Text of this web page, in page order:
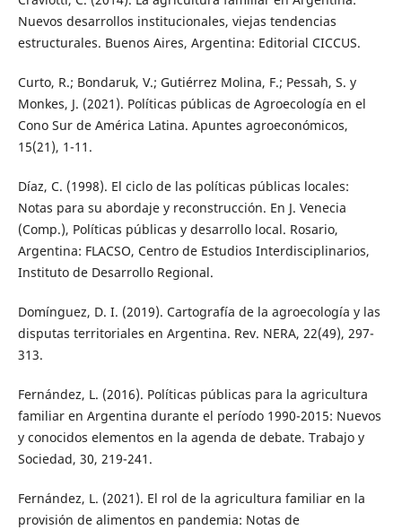
Nuevos desarrollos institucionales, viejas tendencias
estructurales. Buenos Aires, Argentina: Editorial CICCUS.
Curto, R.; Bondaruk, V.; Gutiérrez Molina, F.; Pessah, S. y
Monkes, J. (2021). Políticas públicas de Agroecología en el
Cono Sur de América Latina. Apuntes agroeconómicos,
15(21), 1-11.
Díaz, C. (1998). El ciclo de las políticas públicas locales:
Notas para su abordaje y reconstrucción. En J. Venecia
(Comp.), Políticas públicas y desarrollo local. Rosario,
Argentina: FLACSO, Centro de Estudios Interdisciplinarios,
Instituto de Desarrollo Regional.
Domínguez, D. I. (2019). Cartografía de la agroecología y las
disputas territoriales en Argentina. Rev. NERA, 22(49), 297-
313.
Fernández, L. (2016). Políticas públicas para la agricultura
familiar en Argentina durante el período 1990-2015: Nuevos
y conocidos elementos en la agenda de debate. Trabajo y
Sociedad, 30, 219-241.
Fernández, L. (2021). El rol de la agricultura familiar en la
provisión de alimentos en pandemia: Notas de